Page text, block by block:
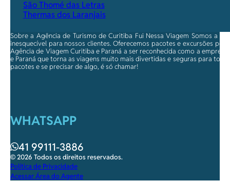
São Thomé das Letras
Thermas dos Laranjais
Sobre a Agência de Turismo de Curitiba Fui Nessa Viagem Somos a
inesquecível para nossos clientes. Oferecemos pacotes e excursões
Agência de Viagem Curitiba e Paraná a ser reconhecida como a
e Paraná que torna as viagens muito mais divertidas e seguras para
pacotes e se precisar de algo, é só chamar!
WHATSAPP
41 99111-3886
© 2026 Todos os direitos reservados.
Política de Privacidade
Acessar Área do Agente